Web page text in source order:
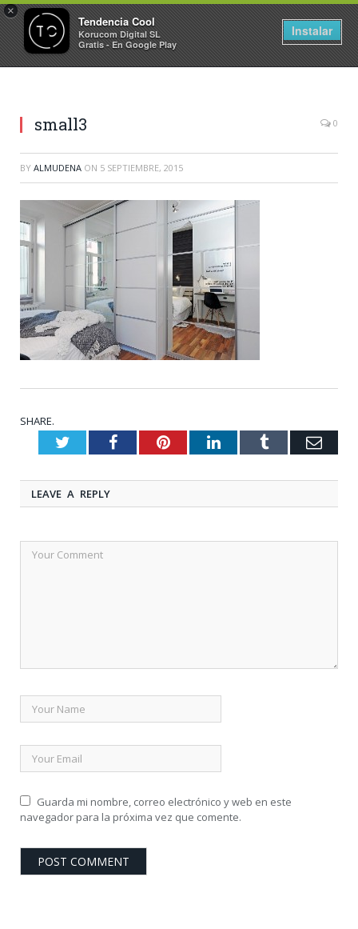
×
Tendencia Cool
Korucom Digital SL
Gratis - En Google Play
Instalar
small3 0
BY ALMUDENA ON 5 SEPTIEMBRE, 2015
SHARE.
TwitterFacebookPinterestLinkedInTumblr
LEAVE A REPLY
Guarda mi nombre, correo electrónico y web en este
navegador para la próxima vez que comente.